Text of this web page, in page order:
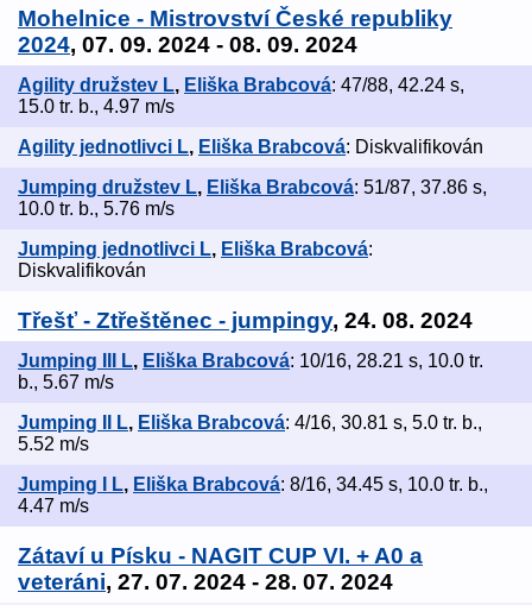
Mohelnice - Mistrovství České republiky
2024, 07. 09. 2024 - 08. 09. 2024
Agility družstev L, Eliška Brabcová: 47/88, 42.24 s,
15.0 tr. b., 4.97 m/s
Agility jednotlivci L, Eliška Brabcová: Diskvalifikován
Jumping družstev L, Eliška Brabcová: 51/87, 37.86 s,
10.0 tr. b., 5.76 m/s
Jumping jednotlivci L, Eliška Brabcová:
Diskvalifikován
Třešť - Ztřeštěnec - jumpingy, 24. 08. 2024
Jumping III L, Eliška Brabcová: 10/16, 28.21 s, 10.0 tr.
b., 5.67 m/s
Jumping II L, Eliška Brabcová: 4/16, 30.81 s, 5.0 tr. b.,
5.52 m/s
Jumping I L, Eliška Brabcová: 8/16, 34.45 s, 10.0 tr. b.,
4.47 m/s
Zátaví u Písku - NAGIT CUP VI. + A0 a
veteráni, 27. 07. 2024 - 28. 07. 2024